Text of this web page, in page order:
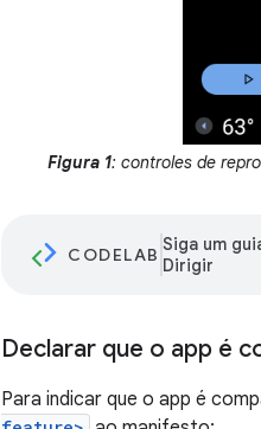
Figura 1: controles de
CODELAB Siga um
Dirigir
Declarar que o app é
Para indicar que o app é